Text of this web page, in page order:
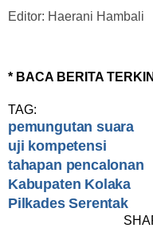
Editor: Haerani Hambali
* BACA BERITA
TAG:
pemungutan suara
uji kompetensi
tahapan pencalonan
Kabupaten Kolaka
Pilkades Serentak